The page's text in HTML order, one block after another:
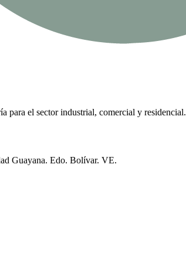
para el sector industrial, comercial y residencial.
Guayana. Edo. Bolívar. VE.